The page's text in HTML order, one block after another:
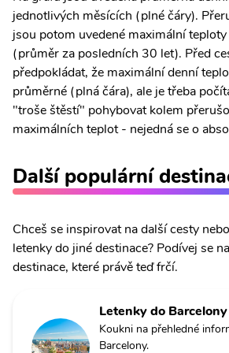
jednotlivých měsících (plné čáry).
jsou potom uvedené maximální
(průměr za posledních 30 let). Před
předpokládat, že maximální denní
průměrné (plná čára), ale je třeba
"troše štěstí" pohybovat kolem
maximálních teplot - nejedná se o
Další populární
Chceš se inspirovat na další cesty
letenky do jiné destinace? Podívej se
destinace, které právě teď frčí.
Letenky do Barcelony
Koukni na přehledné
Barcelony.